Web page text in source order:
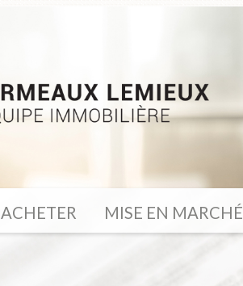
ACHETER MISE EN MARCHÉ